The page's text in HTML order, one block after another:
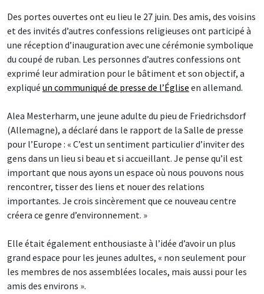
Des portes ouvertes ont eu lieu le 27 juin. Des amis, des voisins
et des invités d’autres confessions religieuses ont participé à
une réception d’inauguration avec une cérémonie symbolique
du coupé de ruban. Les personnes d’autres confessions ont
exprimé leur admiration pour le bâtiment et son objectif, a
expliqué un communiqué de presse de l’Église en allemand.
Alea Mesterharm, une jeune adulte du pieu de Friedrichsdorf
(Allemagne), a déclaré dans le rapport de la Salle de presse
pour l’Europe : « C’est un sentiment particulier d’inviter des
gens dans un lieu si beau et si accueillant. Je pense qu’il est
important que nous ayons un espace où nous pouvons nous
rencontrer, tisser des liens et nouer des relations
importantes. Je crois sincèrement que ce nouveau centre
créera ce genre d’environnement. »
Elle était également enthousiaste à l’idée d’avoir un plus
grand espace pour les jeunes adultes, « non seulement pour
les membres de nos assemblées locales, mais aussi pour les
amis des environs ».